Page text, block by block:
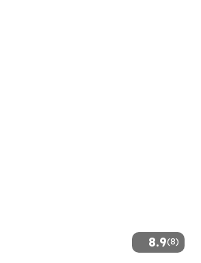
8.9(8)